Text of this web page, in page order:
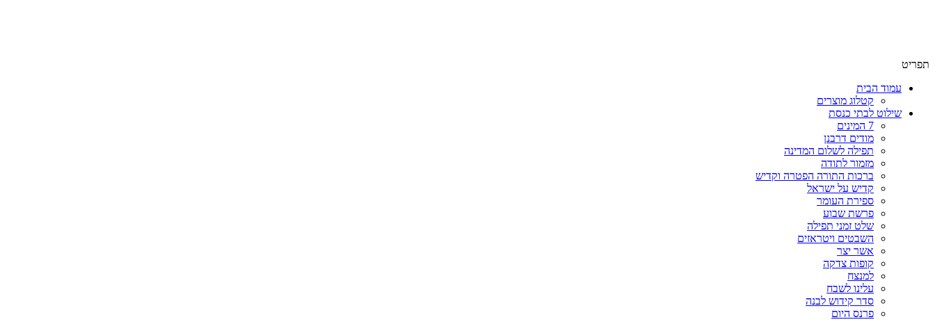
תפריט
עמוד הבית
קטלוג מוצרים
שילוט לבתי כנסת
7 המינים
מודים דרבנן
תפילה לשלום המדינה
מזמור לתודה
ברכות התורה הפטרה וקדיש
קדיש על ישראל
ספירת העומר
פרשת שבוע
שלט זמני תפילה
השבטים ויטראזים
אשר יצר
קופות צדקה
למנצח
עלינו לשבח
סדר קידוש לבנה
פרנס היום